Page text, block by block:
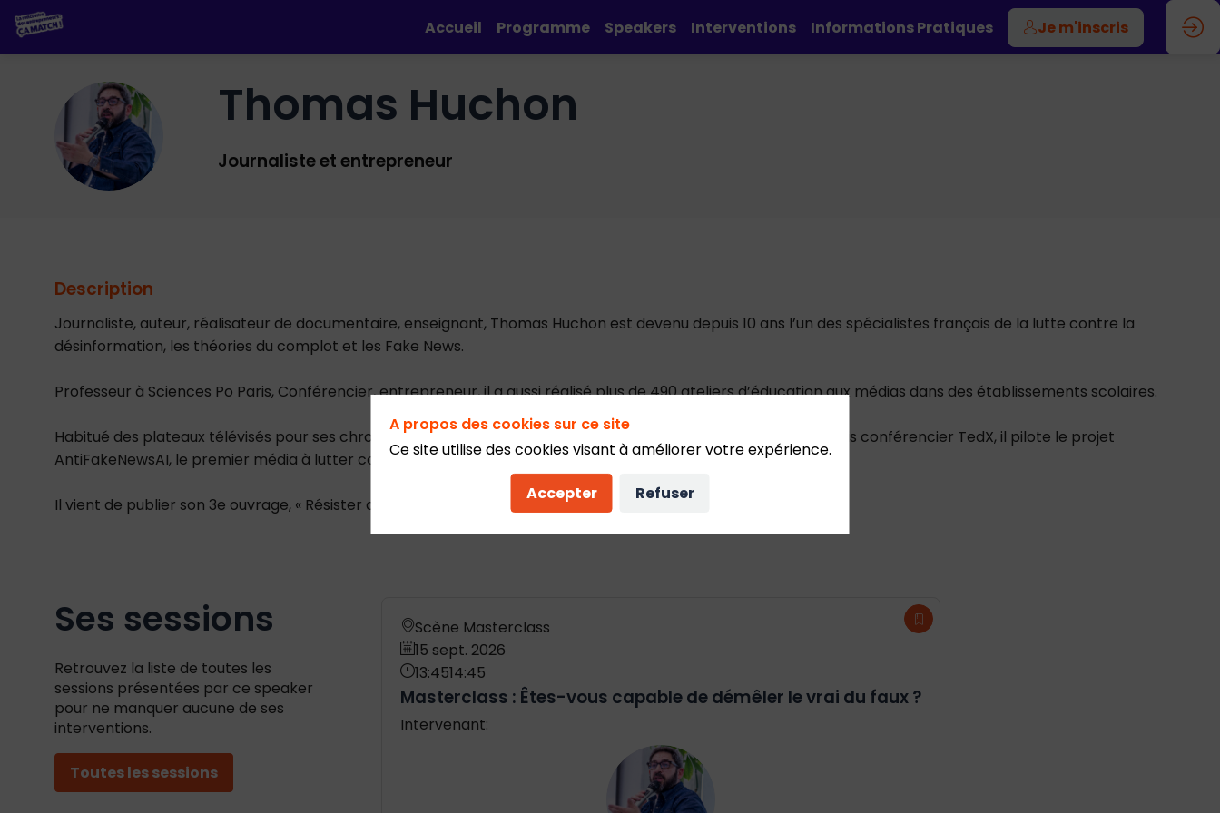
Accueil Programme Speakers Interventions Informations Pratiques Je m'inscris
TH
Thomas Huchon
Journaliste et entrepreneur
Description
Journaliste, auteur, réalisateur de documentaire, enseignant, Thomas Huchon est devenu depuis 10 ans l’un des spécialistes français de la lutte contre la
désinformation, les théories du complot et les Fake News.
Professeur à Sciences Po Paris, Conférencier, entrepreneur, il a aussi réalisé plus de 490 ateliers d’éducation aux médias dans des établissements scolaires.
Habitué des plateaux télévisés pour ses chroniques ou ses interventions toujours empreintes de pédagogie, 2 fois conférencier TedX, il pilote le projet
AntiFakeNewsAI, le premier média à lutter contre la désinformation à l’aide de l’IA.
Il vient de publier son 3e ouvrage, « Résister aux Fake News », aux éditions First.
Ses sessions
Retrouvez la liste de toutes les
sessions présentées par ce speaker
pour ne manquer aucune de ses
interventions.
Toutes les sessions
Scène Masterclass
15 sept. 2026
13:4514:45
Masterclass : Êtes-vous capable de démêler le vrai du faux ?
Intervenant:
TH
A propos des cookies sur ce site
Ce site utilise des cookies visant à améliorer votre expérience.
Accepter Refuser